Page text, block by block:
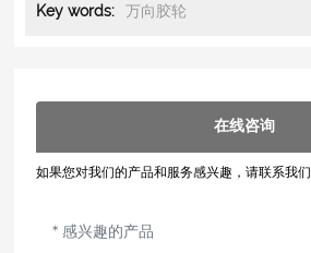
Key words: 万向胶轮
在线咨询
如果您对我们的产品和服务感兴趣，请联系我们